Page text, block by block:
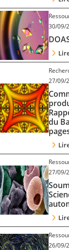
30/09/
27/09/
du
27/09/
26/09/